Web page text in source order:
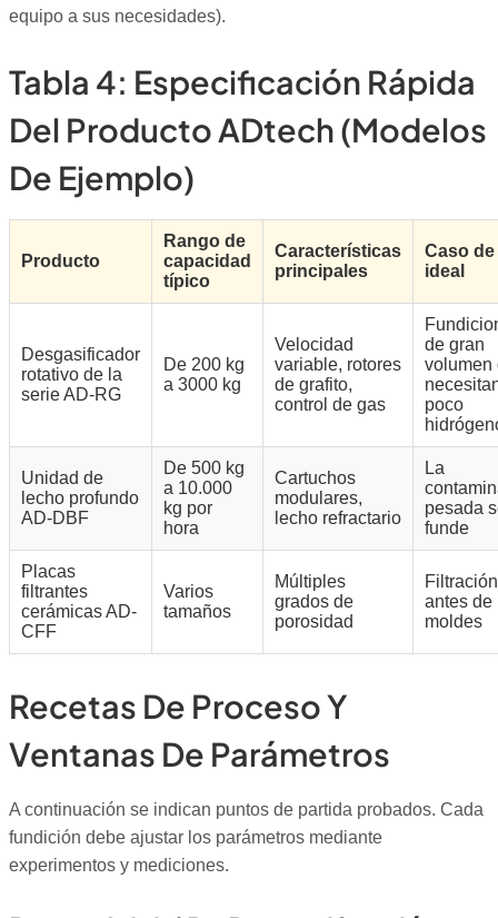
equipo a sus necesidades).
Tabla 4: Especificación Rápida
Del Producto ADtech (modelos
De Ejemplo)
Producto
Rango de
capacidad
típico
Características
principales
Caso
ideal
Desgasificador
rotativo de la
serie AD-RG
De 200 kg
a 3000 kg
Velocidad
variable, rotores
de grafito,
control de gas
de gran
volumen
poco
Unidad de
lecho profundo
AD-DBF
De 500 kg
a 10.000
kg por
hora
Cartuchos
modulares,
lecho refractario
La
pesada
funde
Placas
filtrantes
cerámicas AD-
CFF
Varios
tamaños
Múltiples
grados de
porosidad
antes de
moldes
Recetas De Proceso Y
Ventanas De Parámetros
A continuación se indican puntos de partida probados. Cada
fundición debe ajustar los parámetros mediante
experimentos y mediciones.